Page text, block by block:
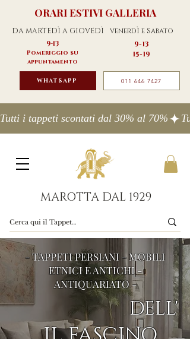
ORARI ESTIVI GALLERIA
DA MARTEDÌ A GIOVEDÌ venerdÌ e Sabato
9-13
Pomeriggio su
appuntamento
9-13
15-19
WHATSAPP 011 646 7427
Tutti i tappeti scontati dal 30% al 70%
MAROTTA DAL 1929
- TAPPETI PERSIANI - MOBILI
ETNICI E ANTICHI -
ANTIQUARIATO -
DELL'